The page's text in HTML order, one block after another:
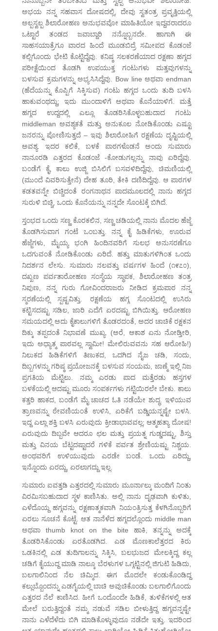
ಅಭಯ ನನ್ನ ಸಹವಾಸ ದೋಷದಲ್ಲಿ, ದೇವು ಸ್ವತಂತ್ರ ಪ್ರವೃತ್ತಿಯಲ್ಲಿ
ಅಲ್ಪಸ್ವಲ್ಪ ಶಿಲಾರೋಹಣ ಅನುಭವವೋ ಮಾಹಿತಿಯೋ ಇದ್ದವರಾದರೂ
ಒಟ್ಟಾರೆ ತಂಡದ ಜವಾಬ್ದಾರಿ ನನ್ನೊಬ್ಬನದೇ. ಹಾಗಾಗಿ ಈ
ಸಾಹಸಯಾತ್ರೆಗೂ ವಾರದ ಹಿಂದೆ ಮೂಡಬಿದ್ರೆ ಸಮೀಪದ ಕೊಡಂಜೆ
ಕಲ್ಲಿಗೊಂದು ಭೇಟಿ ಕೊಟ್ಟಿದ್ದೆವು. ಕನಿಷ್ಠ ಸಲಕರಣೆಯಾದ ರಕ್ಷಣಾ ಹಗ್ಗದ
ಪರೀಕ್ಷೆಯಿಂದ ತೊಡಗಿ ಉಪಯುಕ್ತ ಗಂಟುಗಳು ಮತ್ತವುಗಳನ್ನು
ಬಳಸುವ ಕ್ರಮಗಳನ್ನು ಅಭ್ಯಸಿಸಿದ್ದೆವು. Bow line ಅಥವಾ endman
(ಹೆದೆಯನ್ನು ಕೊಪ್ಪಿಗೆ ಸಿಕ್ಕಿಸುವ) ಗಂಟು ಹಗ್ಗದ ಒಂದು ತುದಿ ಬಳಸಿ
ಹಾಕುವಂಥದ್ದು; ಇದು ಮುಂದಾಳಿಗೆ ಅಥವಾ ಕೊನೆಯಾಳಿಗೆ. ಮತ್ತೆ
ಹಗ್ಗದ ಉದ್ದದಲ್ಲಿ ಎಲ್ಲೂ ತೊಡರಿಸಿಕೊಳ್ಳಬಹುದಾದ ಗಂಟು
middleman ಅವಶ್ಯಕತೆ ಮತ್ತು ಅನುಕೂಲ ನೋಡಿಕೊಂಡು ಎಷ್ಟೂ
ಜನರನ್ನು ಪೋಣಿಸುತ್ತದೆ – ಇವು ಶಿಲಾರೋಹಿಗೆ ರಕ್ಷಣೆಯ ದೃಷ್ಟಿಯಲ್ಲಿ
ಅವಶ್ಯ. ಇದರ ಕಲಿಕೆ, ಬಳಕೆ ಪಾಠಗಳೊಡನೆ ಅಂದು ಸುಮಾರು
ನಾನೂರಡಿ ಎತ್ತರದ ಕೊಡಂಜೆ -ಕೋಡುಗಲ್ಲನ್ನು ನಾವು ಏರಿದ್ದೆವು.
ಬಂಡೆಗೆ ಕೈ, ಕಾಲು ಉಜ್ಜಿ ಬಿಸಿಲಿಗೆ ಬಸವಳಿದಿದ್ದೆವು, ಚಿಮಣಿಯಲ್ಲಿ
(ಮುಂದೆ ವಿವರಿಸುತ್ತೇನೆ) ದೇಹ ತೂರಿ, ತೇಕಿ ದಣಿದಿದ್ದೆವು. ಆ ಪಾಠಗಳ
ಕಡತವನ್ನೇ ಬಿಚ್ಚಿದಂತೆ ರಂಗನಾಥನ ಪಾದಮೂಲದಲ್ಲಿ ನಾನು ಹಗ್ಗದ
ಸುರುಳಿ ಬಿಚ್ಚಿ, ಒಂದು ಕೊನೆಯನ್ನು ನನ್ನದೇ ಸೊಂಟಕ್ಕೆ ಬಿಗಿದೆ.
ಸ್ತಂಭದ ಒಂದು ಸಣ್ಣ ಕೊರಕಲಿನ, ಸಣ್ಣ ಚಡಿಯಲ್ಲಿ ನಾನು ಮೊದಲ ಹೆಜ್ಜೆ
ತೊಡಗಿಸುವಾಗ ಗಂಟೆ ಒಂಬತ್ತು. ನನ್ನ ಕೈ ಹಿಡಿಕೆಗಳು, ಊರುವ
ಹೆಜ್ಜೆಗಳು, ಮೈಯ್ಯ ಭಂಗಿ ಹಿಂದಿನವರಿಗೆ ಸುಲಭ ಅನುಸರಣೆಗೂ
ಒದಗುವಂತೆ ನೋಡಿಕೊಂಡು ಏರಿದೆ. ಹತ್ತು ಮಾತುಗಳಿಗಿಂತ ಒಂದು
ನಿದರ್ಶನ ಲೇಸು. ಸುಮಾರು ನಲವತ್ತು ವರ್ಷಗಳ ಹಿಂದೆ (೧೯೭೦),
ದಖ್ಖಣ ಪರ್ವತಾರೋಹಣ ಸಂಸ್ಥೆಯ ಸ್ಥಾಪಕ, ಶಿಲಾರೋಹಣ ತಂತ್ರ
ನಿಪುಣ, ನನ್ನ ಗುರು ಗೋವಿಂದರಾಜರು ನೀಡಿದ ಕ್ರಮಪಾಠ ನನ್ನ
ಸ್ಮರಣೆಯಲ್ಲಿ ಸ್ಪಷ್ಟವಿತ್ತು. ರಕ್ಷಣೆಯ ಹಗ್ಗ ಸೊಂಟದಲ್ಲಿ ಉಸಿರು
ಕಟ್ಟಿಸದಷ್ಟು ಸಡಿಲ, ಜಾರಿ ಎದೆಗೆ ಏರದಷ್ಟು ಬಿಗಿಯಿತ್ತು. ಆರೋಹಣ
ಸಮಯದಲ್ಲಿ ಅದು ಕೈಕಾಲುಗಳಿಗೆ ತೊಡರದಂತೆ, ಅದರ ಚಾಚಿಕೆ ರಕ್ಷಕನ
ದಿಕ್ಕು ತಪ್ಪದಂತೆ ನಿಭಾವಣೆ ಮುಖ್ಯ. (ಅರೆ, ಆಕಾಶ ಏನು ನೋಡ್ತೀರಿ,
ಇದು ಅಧ್ಯಾತ್ಮ ಪಾಠವಲ್ಲ ಸ್ವಾಮೀ! ಮೇಲಿರುವವನು ಸಹ ಆರೋಹಿ!)
ನಿಲುಕದ ಹಿಡಿಕೆಗಳಿಗೆ ತಿಣುಕದ, ಒದಗಿದ ನೈಜ ಚಡಿ, ಸಂದು,
ದಿಬ್ಬಗಳನ್ನು ಗರಿಷ್ಠ ಪ್ರಯೋಜನಕ್ಕೆ ಬಳಸುವ ಸಂಯಮ, ಜಾಣ್ಮೆ ಇಲ್ಲಿ ನಿಜ
ಪ್ರಗತಿಯ ಮೆಟ್ಟಿಲು. ನಮ್ಮ ಎರಡು ಪಾದ ಮತ್ತೆರಡು ಹಸ್ತಗಳ
ಬಳಕೆಯಲ್ಲಿ ಆದಷ್ಟು ಮೂರು ಸಂಪರ್ಕಗಳು ಗಟ್ಟಿಯಿರಲೇ ಬೇಕು. ಕಾಲು
ಕತ್ತರಿ ಹಾಕದ, ಬಂಡೆಗೆ ಮೈ ಚಾಚದ ಓತಿ ನಡೆಯೇ ಶುದ್ಧ. ಇಳಿಯುವ
ತ್ರಾಣವನ್ನು ಠೇವಣಿಯಂತೆ ಉಳಿಸಿ, ಏರಿಕೆಗೆ ಬಡ್ಡಿಯನ್ನಷ್ಟೇ ಬಳಸಿ.
ಇದ್ದ ಎಲ್ಲಾ ಶಕ್ತಿ ಬಳಸಿ ಏರುವುದು ಕ್ರೀಡಾಭಾವವಲ್ಲ; ಆತ್ಮಹತ್ಯಾ ದೋಷ!
ಏರುವುದು ದಿಬ್ಬವೇ ಆದರೂ ಛಲ ಮತ್ತು ಪ್ರಯತ್ನ ಗುಡ್ಡದಷ್ಟು, ಶಿಸ್ತು
ಮತ್ತು ವಿನಯ ಬೆಟ್ಟದಷ್ಟಾದರೆ ಗಳಿಕೆ ಪರ್ವತ ಶ್ರೇಣಿಯಷ್ಟು ನಿಶ್ಚಯ.
ಅಂಥವರಿಗೆ ಉಳಿಯುವುದು ಎರಡೇ ಬಂಡೆ. ಒಂದು ಏರಿದ್ದು,
ಇನ್ನೊಂದು ಏರದ್ದು, ಏರಲಾಗದ್ದು ಇಲ್ಲ.
ಸುಮಾರು ಐವತ್ತಡಿ ಎತ್ತರದಲ್ಲಿ ಸುಮಾರು ಮೂರ್ನಾಲ್ಕು ಮಂದಿಗೆ ನಿಂತು
ವಿರಮಿಸಬಹುದಾದ ಸ್ಥಳ ಕಾಣಿಸಿತು. ಅಲ್ಲಿ ನಾನು ದೃಢವಾಗಿ ಕುಳಿತು,
ಎಳೆದೊಯ್ದ ಹಗ್ಗವನ್ನು ರಕ್ಷಣಾತ್ಮಕವಾಗಿ ನಿಯಂತ್ರಿಸುತ್ತ ಕೆಳಗಿನೊಬ್ಬರಿಗೆ
ಏರಲು ಸೂಚನೆ ಕೊಟ್ಟೆ. ಆತ ನಾನೆಳೆದ ಹಗ್ಗದಲ್ಲೊಂದು middle man
ಅಥವಾ thumb knot on the bite ಹಾಕಿ, ತನ್ನನ್ನು ಅದಕ್ಕೆ
ತೊಡರಿಸಿಕೊಂಡು ಏರತೊಡಗಿದ. ಎಡ ಮೊಣಕಾಲೆತ್ತರದ ಕಿರು
ಒಡಕಿನಲ್ಲಿ ಎಡ ತುದಿಗಾಲನ್ನು ಸಿಕ್ಕಿಸಿ, ಬಲಭುಜದ ಮೇಲಕ್ಕಿದ್ದ ಕಲ್ಲ
ಚಡಿಗೆ ಕೈಯುದ್ದ ಮಾಡಿ ನಾಲ್ಕೂ ಬೆರಳುಗಳ ಒಗ್ಗಟ್ಟಿನಲ್ಲಿ ಜಿಗುಟಿ ಹಿಡಿದು,
ಬಲಗಾಲಿನಿಂದ ನೆಲ ಚಿಮ್ಮಿದ. ಈಗ ಮೊದಲೇ ಕಂಡುಕೊಂಡಿದ್ದ
ಕಲ್ಲುಬ್ಬೊಂದನ್ನು ಎಡಗೈಯಲ್ಲಿ ಬಾಚಿ ಅವುಚಿಕೊಂಡು ಬಲಗಾಲಿಗೊಂದು
ಎತ್ತರದ ನೆಲೆ ಕಾಣಿಸಿದ. ಹೀಗೆ ಒಂದೊಂದೇ ಹಿಡಿಕೆ, ತುಳಿಕೆಗಳಲ್ಲಿ ಆತ
ಮೇಲೆ ಬರುತ್ತಿದ್ದಂತೆ ನಮ್ಮ ನಡುವೆ ಸಡಿಲ ಬೀಳುತ್ತಿದ್ದ ಹಗ್ಗವನ್ನಷ್ಟೇ
ನಾನು ಎಳೆದೆಳೆದು ಬಿಗಿ ಮಾಡಿಕೊಳ್ಳುವುದೂ ನಡೆದೇ ಇತ್ತು. ಇದರಿಂದ